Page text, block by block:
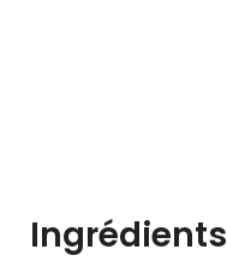
Ingrédients